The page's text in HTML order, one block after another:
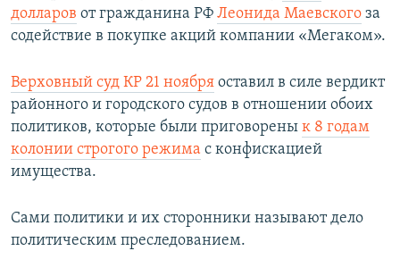
долларов от гражданина РФ Леонида Маевского за
содействие в покупке акций компании «Мегаком».
Верховный суд КР 21 ноября оставил в силе вердикт
районного и городского судов в отношении обоих
политиков, которые были приговорены к 8 годам
колонии строгого режима с конфискацией
имущества.
Сами политики и их сторонники называют дело
политическим преследованием.